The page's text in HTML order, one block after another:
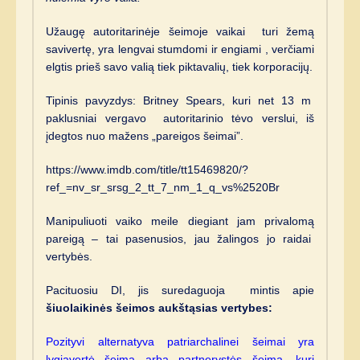
Užaugę autoritarinėje šeimoje vaikai turi žemą
savivertę, yra lengvai stumdomi ir engiami , verčiami
elgtis prieš savo valią tiek piktavalių, tiek korporacijų.
Tipinis pavyzdys: Britney Spears, kuri net 13 m
paklusniai vergavo autoritarinio tėvo verslui, iš
įdegtos nuo mažens „pareigos šeimai”.
https://www.imdb.com/title/tt15469820/?
ref_=nv_sr_srsg_2_tt_7_nm_1_q_vs%2520Br
Manipuliuoti vaiko meile diegiant jam privalomą
pareigą – tai pasenusios, jau žalingos jo raidai
vertybės.
Pacituosiu DI, jis suredaguoja mintis apie
šiuolaikinės šeimos aukštąsias vertybes:
Pozityvi alternatyva patriarchalinei šeimai yra